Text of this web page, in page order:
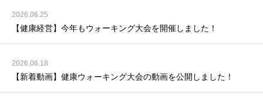
2026.06.25
【健康経営】今年もウォーキング大会を開催しました！
2026.06.18
【新着動画】健康ウォーキング大会の動画を公開しました！